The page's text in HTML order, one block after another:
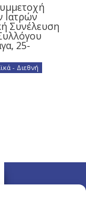
Ιατρών
Συνέλευση
25-
- Διεθνή